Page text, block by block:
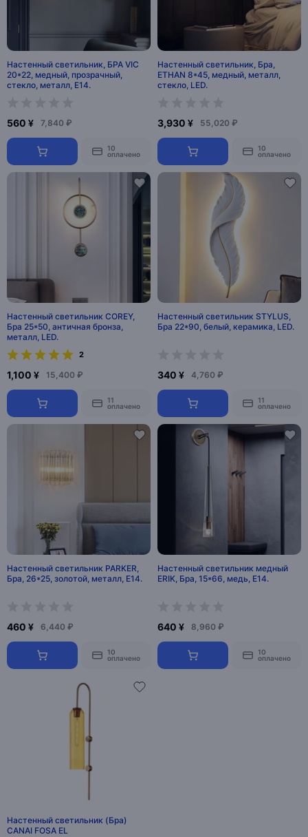
Настенный светильник, БРА VIC
20*22, медный, прозрачный,
стекло, металл, Е14.
560 ¥ 7,840 ₽
10
оплачено
Настенный светильник, Бра,
ETHAN 8*45, медный, металл,
стекло, LED.
3,930 ¥ 55,020 ₽
10
оплачено
Настенный светильник COREY,
Бра 25*50, античная бронза,
металл, LED.
2
1,100 ¥ 15,400 ₽
11
оплачено
Настенный светильник STYLUS,
Бра 22*90, белый, керамика, LED.
340 ¥ 4,760 ₽
11
оплачено
Настенный светильник PARKER,
Бра, 26*25, золотой, металл, E14.
460 ¥ 6,440 ₽
10
оплачено
Настенный светильник медный
ERIK, Бра, 15*66, медь, Е14.
640 ¥ 8,960 ₽
10
оплачено
Настенный светильник (Бра)
CANAI FOSA EL